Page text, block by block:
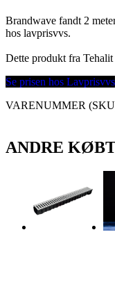
Brandwave fandt 2
hos lavprisvvs.
Dette produkt fra
Se prisen hos Lavprisvvs
VARENUMMER
ANDRE